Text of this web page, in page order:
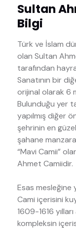
Sultan
Bilgi
Türk ve İslam
olan Sultan
tarafından
Sanatının bir
orijinal olarak 6
Bulunduğu yer
yapılmış diğer
şehrinin en
şahane
“Mavi Camii”
Ahmet Camiidir.
Esas mesleğine
Cami içerisini
1609-1616
kompleksin